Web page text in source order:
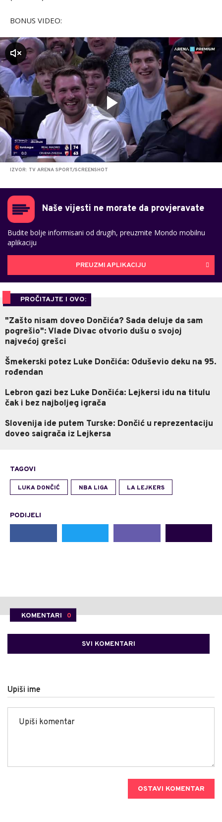
BONUS VIDEO:
IZVOR: TV ARENA SPORT/SCREENSHOT
Naše vijesti ne morate da provjeravate
Budite bolje informisani od drugih, preuzmite Mondo mobilnu
aplikaciju
PREUZMI APLIKACIJU
PROČITAJTE I OVO:
"Zašto nisam doveo Dončića? Sada deluje da sam
pogrešio": Vlade Divac otvorio dušu o svojoj
najvećoj grešci
Šmekerski potez Luke Dončića: Oduševio deku na 95.
rođendan
Lebron gazi bez Luke Dončića: Lejkersi idu na titulu
čak i bez najboljeg igrača
Slovenija ide putem Turske: Dončić u reprezentaciju
doveo saigrača iz Lejkersa
TAGOVI
LUKA DONČIĆ NBA LIGA LA LEJKERS
PODIJELI
KOMENTARI 0
SVI KOMENTARI
Upiši ime
OSTAVI KOMENTAR